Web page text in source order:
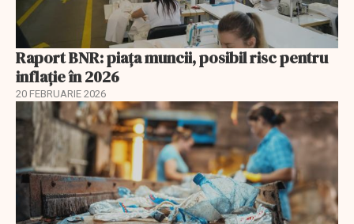
Raport BNR: piața muncii, posibil risc pentru
inflație în 2026
20 FEBRUARIE 2026